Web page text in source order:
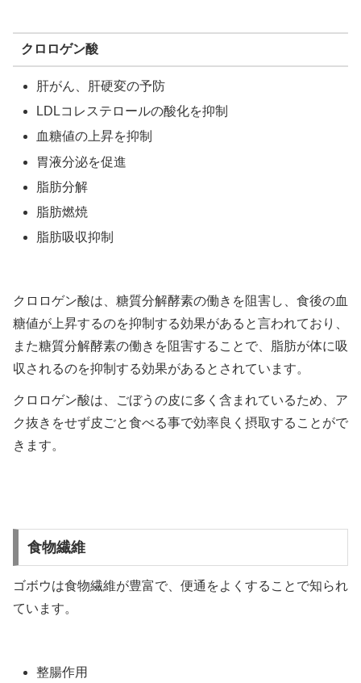
クロロゲン酸
肝がん、肝硬変の予防
LDLコレステロールの酸化を抑制
血糖値の上昇を抑制
胃液分泌を促進
脂肪分解
脂肪燃焼
脂肪吸収抑制
クロロゲン酸は、糖質分解酵素の働きを阻害し、食後の血
糖値が上昇するのを抑制する効果があると言われており、
また糖質分解酵素の働きを阻害することで、脂肪が体に吸
収されるのを抑制する効果があるとされています。
クロロゲン酸は、ごぼうの皮に多く含まれているため、ア
ク抜きをせず皮ごと食べる事で効率良く摂取することがで
きます。
食物繊維
ゴボウは食物繊維が豊富で、便通をよくすることで知られ
ています。
整腸作用